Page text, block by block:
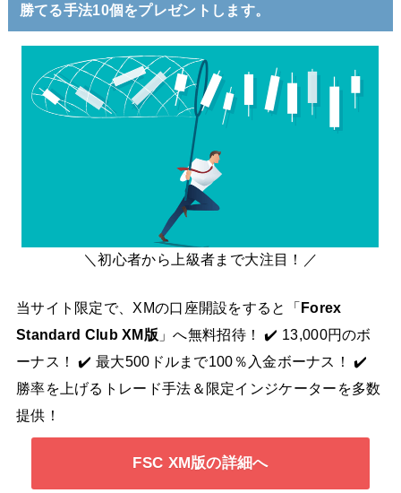
勝てる手法10個をプレゼントします。
＼初心者から上級者まで大注目！／
当サイト限定で、XMの口座開設をすると「 Forex
Standard Club XM版 」へ無料招待！ ✔️ 13,000円のボ
ーナス！ ✔️ 最大500ドルまで100％入金ボーナス！ ✔️
勝率を上げるトレード手法＆限定インジケーターを多数
提供！
FSC XM版の詳細へ